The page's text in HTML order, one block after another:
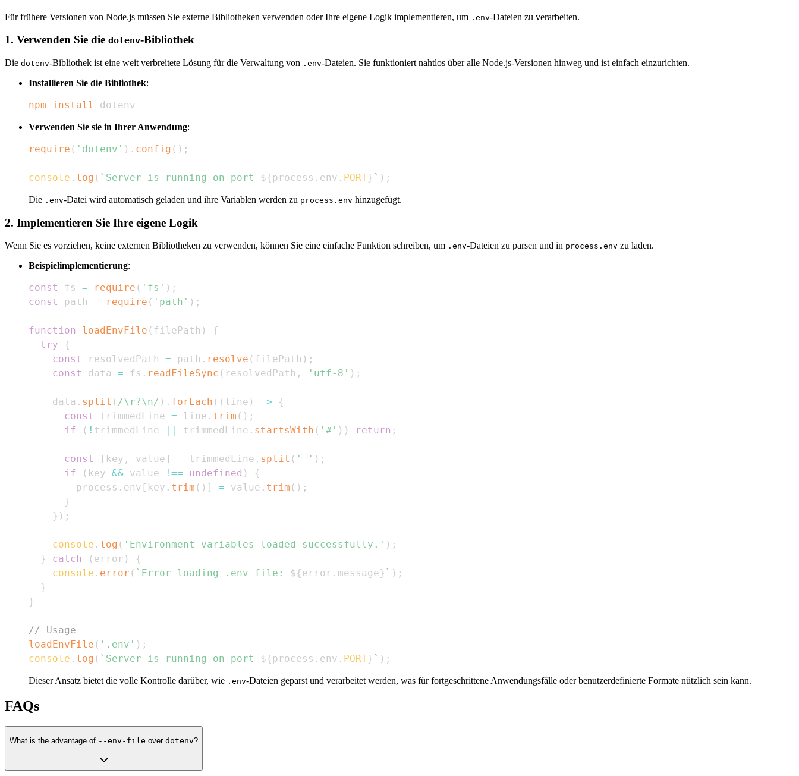
Für frühere Versionen von Node.js müssen Sie externe Bibliotheken verwenden oder Ihre eigene Logik implementieren, um .env-Dateien zu verarbeiten.
1. Verwenden Sie die dotenv-Bibliothek
Die dotenv-Bibliothek ist eine weit verbreitete Lösung für die Verwaltung von .env-Dateien. Sie funktioniert nahtlos über alle Node.js-Versionen hinweg und ist einfach einzurichten.
Installieren Sie die Bibliothek:
npm install dotenv
Verwenden Sie sie in Ihrer Anwendung:
require ( 'dotenv' ) . config ( ) ;
console . log ( ` Server is running on port ${process . env . PORT} ` ) ;
Die .env-Datei wird automatisch geladen und ihre Variablen werden zu process.env hinzugefügt.
2. Implementieren Sie Ihre eigene Logik
Wenn Sie es vorziehen, keine externen Bibliotheken zu verwenden, können Sie eine einfache Funktion schreiben, um .env-Dateien zu parsen und in process.env zu laden.
Beispielimplementierung:
const fs = require ( 'fs' ) ;
const
path = require ( 'path' ) ;
function loadEnvFile ( filePath )
{
try
{
const
resolvedPath = path . resolve ( filePath ) ;
const
data = fs . readFileSync ( resolvedPath , 'utf-8' ) ;
    data
. split ( /\r?\n/ ) . forEach ( ( line ) =>
{
const
trimmedLine = line . trim ( ) ;
if
( ! trimmedLine trimmedLine . startsWith ( '#' ) ) return ;
const [ key , value ] = trimmedLine . split ( '=' ) ;
if
( key && value !== undefined )
{
        process
. env [ key . trim ( ) ] = value . trim ( ) ;
}
} ) ;
console . log ( 'Environment variables loaded successfully.' ) ;
}
catch ( error )
{
console . error ( ` Error loading .env file: ${error . message} ` ) ;
}
}
// Usage
loadEnvFile ( '.env' ) ;
console . log ( ` Server is running on port ${process . env . PORT} ` ) ;
Dieser Ansatz bietet die volle Kontrolle darüber, wie .env-Dateien geparst und verarbeitet werden, was für fortgeschrittene Anwendungsfälle oder benutzerdefinierte Formate nützlich sein kann.
FAQs
What is the advantage of --env-file over dotenv?